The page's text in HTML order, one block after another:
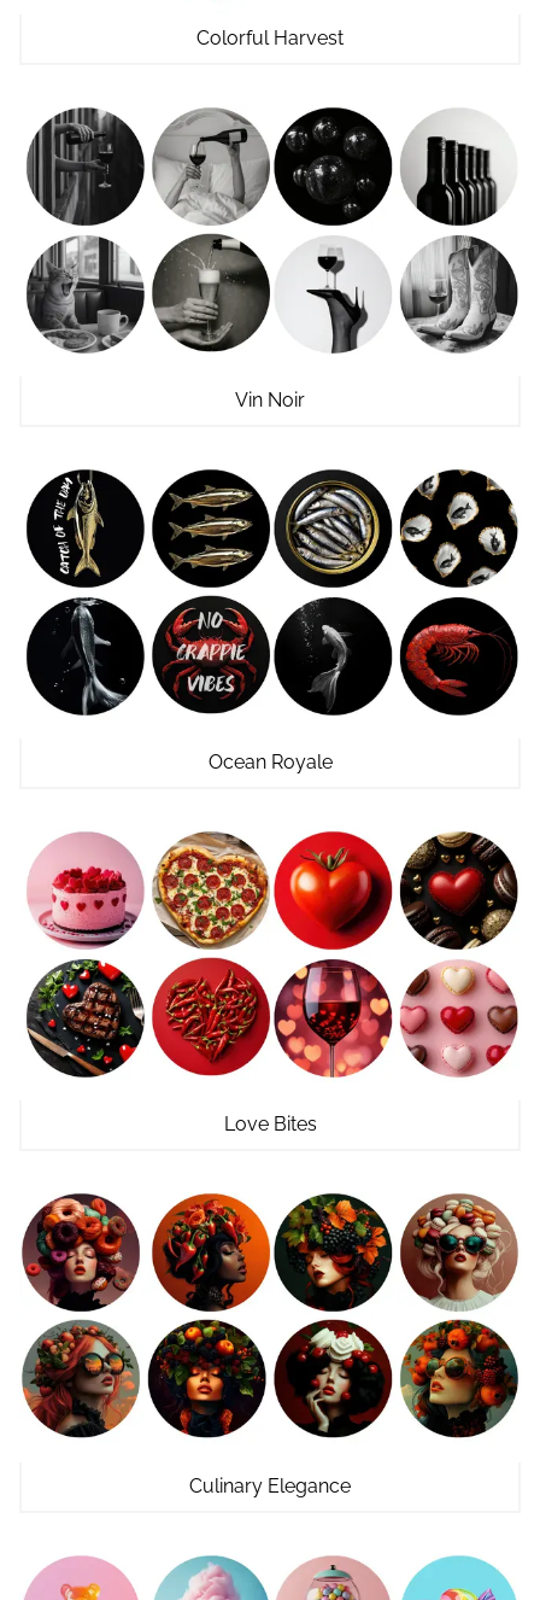
Colorful Harvest
Vin Noir
Ocean Royale
Love Bites
Culinary Elegance